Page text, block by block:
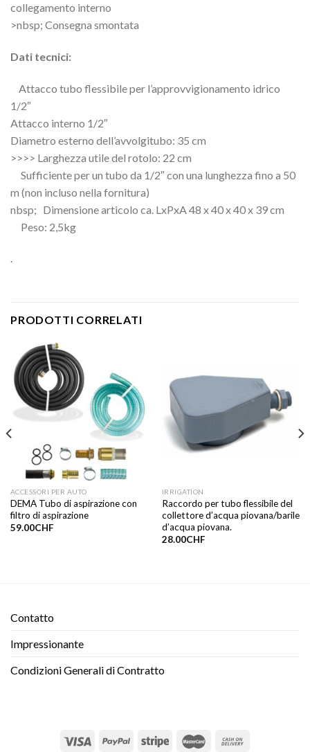
collegamento interno
>nbsp; Consegna smontata
Dati tecnici:
Attacco tubo flessibile per l’approvvigionamento idrico
1/2″
Attacco interno 1/2″
Diametro esterno dell’avvolgitubo: 35 cm
>>>> Larghezza utile del rotolo: 22 cm
Sufficiente per un tubo da 1/2″ con una lunghezza fino a 50
m (non incluso nella fornitura)
nbsp; Dimensione articolo ca. LxPxA 48 x 40 x 40 x 39 cm
Peso: 2,5kg
.
PRODOTTI CORRELATI
ACCESSORI PER AUTO
DEMA Tubo di aspirazione con
filtro di aspirazione
59.00CHF
IRRIGATION
Raccordo per tubo flessibile del
collettore d’acqua piovana/barile
d’acqua piovana.
28.00CHF
Contatto​
Impressionante
Condizioni Generali di Contratto